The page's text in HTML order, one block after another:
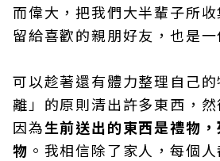
而偉大，把我們大半輩子所收
留給喜歡的親朋好友，也是一
可以趁著還有體力整理自己
離」的原則清出許多東西，然
因為生前送出的東西是禮物
物 。我相信除了家人，每個